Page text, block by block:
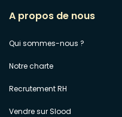
A propos de nous
Qui sommes-nous ?
Notre charte
Recrutement RH
Vendre sur Slood